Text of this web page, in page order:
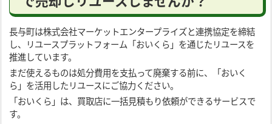
長与町は株式会社マーケットエンタープライズと連携協定を締結
し、リユースプラットフォーム「おいくら」を通じたリユースを
推進しています。
まだ使えるものは処分費用を支払って廃棄する前に、「おいく
ら」を活用したリユースにご協力ください。
「おいくら」は、買取店に一括見積もり依頼ができるサービスで
す。